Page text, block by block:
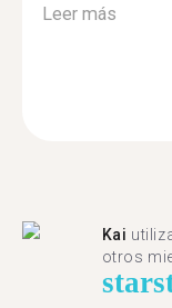
Leer más
Kai
otros
star